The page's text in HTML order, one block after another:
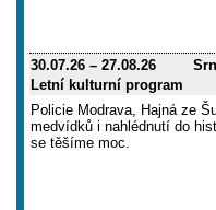
30.07.26 – 27.08.26
Letní kulturní program
Policie Modrava, Hajná ze
medvídků i nahlédnutí do
se těšíme moc.